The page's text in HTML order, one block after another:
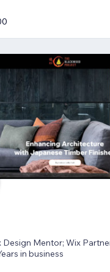
Design Mentor; Wix
in business